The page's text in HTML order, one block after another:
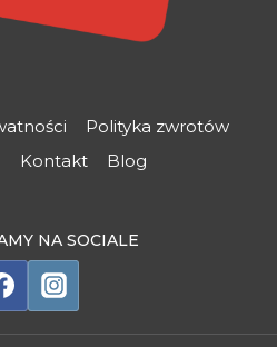
Polityka zwrotów
Kontakt Blog
NA SOCIALE